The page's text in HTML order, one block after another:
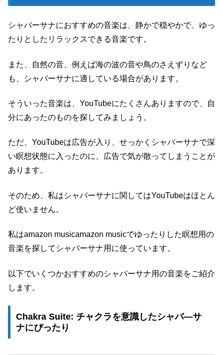
シャバーサナにおすすめの音楽は、静かで穏やかで、ゆっ
たりとしたリラックスできる音楽です。
また、自然の音、例えば海の波の音や鳥のさえずりなど
も、シャバーサナに適している場合があります。
そういった音楽は、YouTubeにたくさんありますので、自
分にあったのものを探してみましょう。
ただ、YouTubeは広告が入り、せっかくシャバーサナで深
い瞑想状態に入ったのに、広告で気が散ってしまうことが
あります。
そのため、私はシャバーサナに関してはYouTubeはほとん
ど使いません。
私はamazon musicamazon musicでゆったりした瞑想用の
音楽を探してシャバーサナ用に使っています。
以下でいくつかおすすめのシャバーサナ用の音楽をご紹介
します。
Chakra Suite: チャクラを意識したシャバ―サ
ナにぴったり